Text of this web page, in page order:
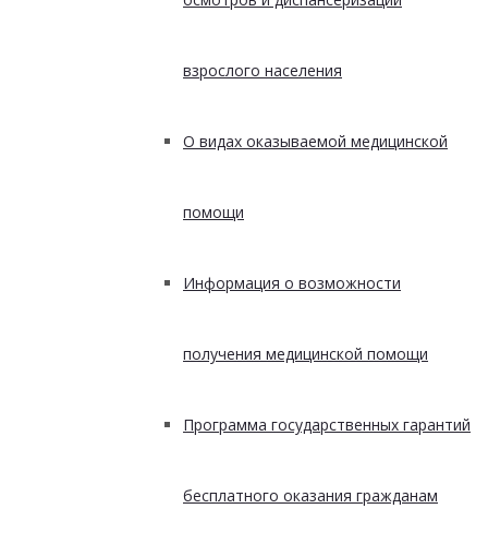
взрослого населения
О видах оказываемой медицинской
помощи
Информация о возможности
получения медицинской помощи
Программа государственных гарантий
бесплатного оказания гражданам